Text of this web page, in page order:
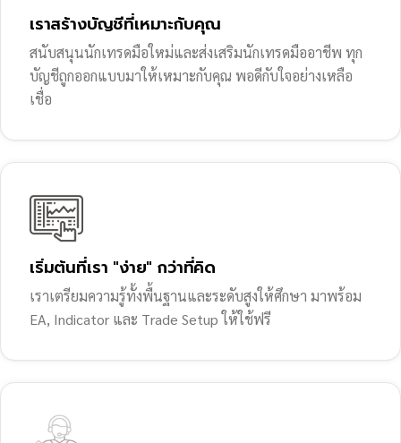
เราสร้างบัญชีที่เหมาะกับคุณ
สนับสนุนนักเทรดมือใหม่และส่งเสริมนักเทรดมืออาชีพ ทุก
บัญชีถูกออกแบบมาให้เหมาะกับคุณ พอดีกับใจอย่างเหลือ
เชื่อ
เริ่มต้นที่เรา "ง่าย" กว่าที่คิด
เราเตรียมความรู้ทั้งพื้นฐานและระดับสูงให้ศึกษา มาพร้อม
EA, Indicator และ Trade Setup ให้ใช้ฟรี